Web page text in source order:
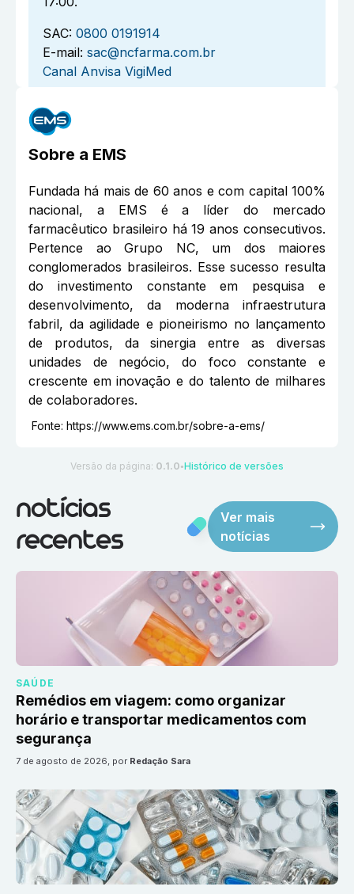
SAC: 0800 0191914
E-mail: sac@ncfarma.com.br
Canal Anvisa VigiMed
Sobre a EMS
Fundada há mais de 60 anos e com capital 100%
nacional, a EMS é a líder do mercado
farmacêutico brasileiro há 19 anos consecutivos.
Pertence ao Grupo NC, um dos maiores
conglomerados brasileiros. Esse sucesso resulta
do investimento constante em pesquisa e
desenvolvimento, da moderna infraestrutura
fabril, da agilidade e pioneirismo no lançamento
de produtos, da sinergia entre as diversas
unidades de negócio, do foco constante e
crescente em inovação e do talento de milhares
de colaboradores.
Fonte: https://www.ems.com.br/sobre-a-ems/
Versão da página: 0.1.0 ●Histórico de versões
notícias
recentes
Ver mais
notícias
SAÚDE
Remédios em viagem: como organizar
horário e transportar medicamentos com
segurança
7 de agosto de 2026, por Redação Sara